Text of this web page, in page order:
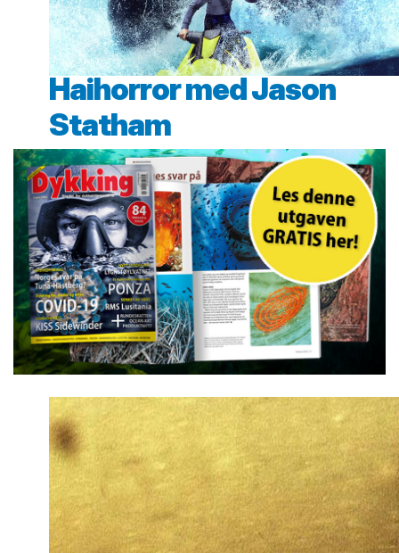
Haihorror med Jason
Statham